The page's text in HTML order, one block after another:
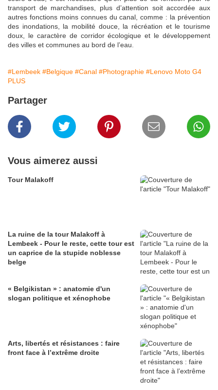
transport de marchandises, plus d’attention soit accordée aux
autres fonctions moins connues du canal, comme : la prévention
des inondations, la mobilité douce, la récréation et le tourisme
doux, le caractère de corridor écologique et le développement
des villes et communes au bord de l’eau.
#Lembeek #Belgique #Canal #Photographie #Lenovo Moto G4
PLUS
Partager
Vous aimerez aussi
Tour Malakoff
La ruine de la tour Malakoff à
Lembeek - Pour le reste, cette tour est
un caprice de la stupide noblesse
belge
« Belgikistan » : anatomie d'un
slogan politique et xénophobe
Arts, libertés et résistances : faire
front face à l’extrême droite